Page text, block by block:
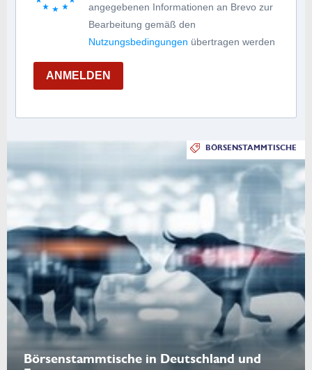
angegebenen Informationen an Brevo zur
Bearbeitung gemäß den
Nutzungsbedingungen übertragen werden
ANMELDEN
BÖRSENSTAMMTISCHE
Börsenstammtische in Deutschland und